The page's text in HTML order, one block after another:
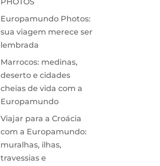
Europamundo Photos:
sua viagem merece ser
lembrada
Marrocos: medinas,
deserto e cidades
cheias de vida com a
Europamundo
Viajar para a Croácia
com a Europamundo:
muralhas, ilhas,
travessias e